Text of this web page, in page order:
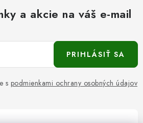
a akcie na váš e-mail
s podmienkami ochrany osobných údajov
PRIHLÁSIŤ SA